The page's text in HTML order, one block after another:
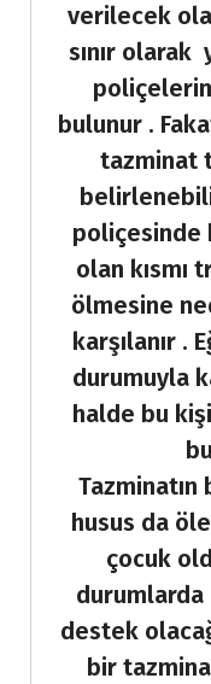
verilecek
sınır olarak
bulunur .
tazminat
poliçesinde
olan kısmı
ölmesine
karşılanır .
durumuyla
halde bu
husus da
çocuk
destek
bir